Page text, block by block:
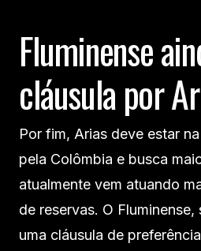
Fluminense
cláusula por
Por fim, Arias deve estar
pela Colômbia e busca
atualmente vem atuando
de reservas. O
uma cláusula de